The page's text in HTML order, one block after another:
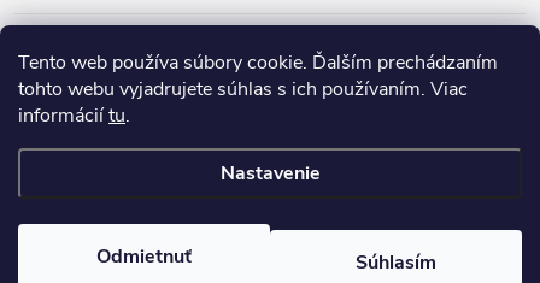
Tento web používa súbory cookie. Ďalším prechádzaním
tohto webu vyjadrujete súhlas s ich používaním. Viac
informáciítu.
Nastavenie
Odmietnuť Súhlasím
Showroom
. Všetky práva vyhradené.